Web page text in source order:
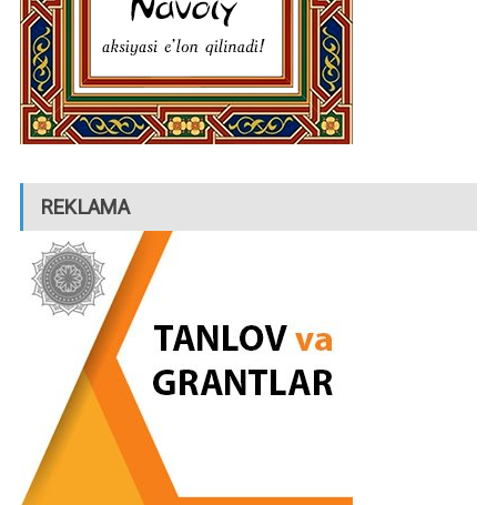
REKLAMA